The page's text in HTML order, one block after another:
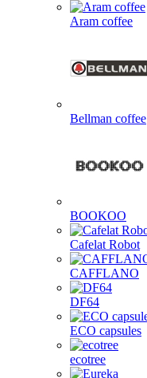
Aram coffee
Bellman coffee
BOOKOO
Cafelat Robot
CAFFLANO
DF64
ECO capsules
ecotree